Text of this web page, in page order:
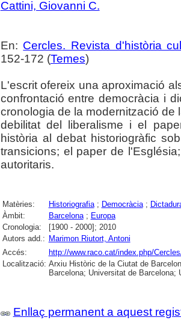
Cattini, Giovanni C.
En: Cercles. Revista d'història
152-172 (Temes)
L'escrit ofereix una aproximació
confrontació entre democràcia i
cronologia de la modernització de
debilitat del liberalisme i el
història al debat historiogràfic
transicions; el paper de
autoritaris.
Matèries: Historiografia; Democràcia;
Àmbit:
Barcelona; Europa
Cronologia:
[1900 - 2000]; 2010
Autors add.: Marimon Riutort, Antoni
Accés:
http://www.raco.cat/index.php/
Localització: Arxiu Històric de la Ciutat de
Barcelona; Universitat de Barcelona;
Enllaç permanent a aquest